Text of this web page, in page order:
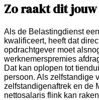
Zo raakt dit
Als de Belastingdienst
kwalificeert, heeft dat
opdrachtgever moet
werknemerspremies
Dat kan oplopen tot
persoon. Als zelfstandige
zelfstandigenaftrek en de
nettosalaris flink kan